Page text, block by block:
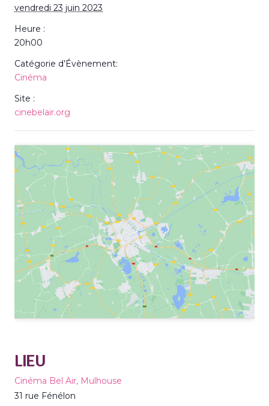
vendredi 23 juin 2023
Heure :
20h00
Catégorie d’Évènement:
Cinéma
Site :
cinebelair.org
LIEU
Cinéma Bel Air, Mulhouse
31 rue Fénélon